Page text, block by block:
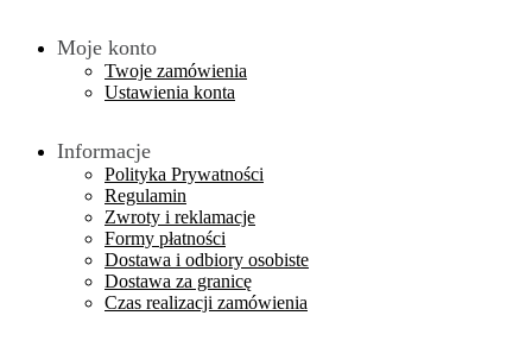
Moje konto
Twoje zamówienia
Ustawienia konta
Informacje
Polityka Prywatności
Regulamin
Zwroty i reklamacje
Formy płatności
Dostawa i odbiory osobiste
Dostawa za granicę
Czas realizacji zamówienia